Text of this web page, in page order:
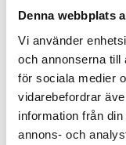
Denna webbplats
Vi använder
och annonserna till
för sociala medier
vidarebefordrar
information från
annons- och
Känslig hud
Acne eller
Reaktioner på
Vårt mineralsmink
möjligt, samtidigt